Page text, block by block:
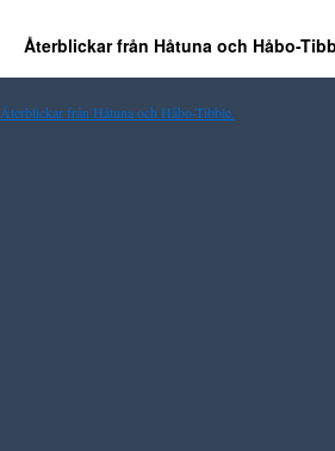
Återblickar från Håtuna och Håbo-
Återblickar från Håtuna och Håbo-Tibble.